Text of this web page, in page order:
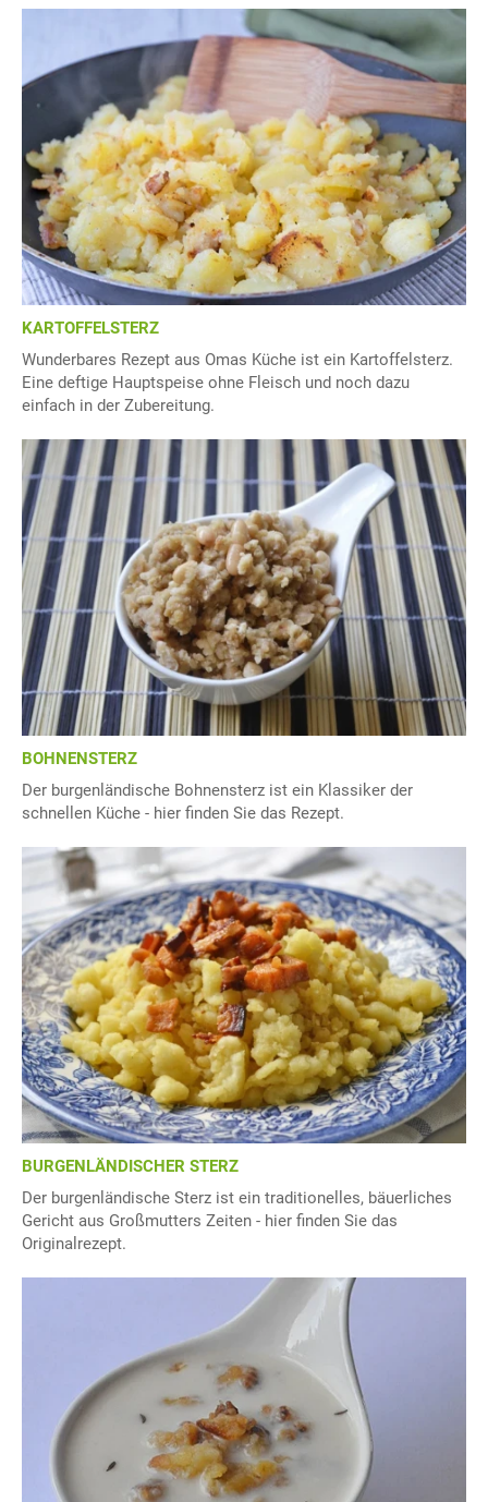
KARTOFFELSTERZ
Wunderbares Rezept aus Omas Küche ist ein Kartoffelsterz.
Eine deftige Hauptspeise ohne Fleisch und noch dazu
einfach in der Zubereitung.
BOHNENSTERZ
Der burgenländische Bohnensterz ist ein Klassiker der
schnellen Küche - hier finden Sie das Rezept.
BURGENLÄNDISCHER STERZ
Der burgenländische Sterz ist ein traditionelles, bäuerliches
Gericht aus Großmutters Zeiten - hier finden Sie das
Originalrezept.